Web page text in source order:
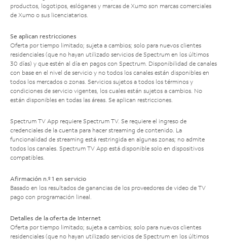
productos, logotipos, eslóganes y marcas de Xumo son marcas comerciales
de Xumo o sus licenciatarios.
Se aplican restricciones
Oferta por tiempo limitado; sujeta a cambios; solo para nuevos clientes
residenciales (que no hayan utilizado servicios de Spectrum en los últimos
30 días) y que estén al día en pagos con Spectrum. Disponibilidad de canales
con base en el nivel de servicio y no todos los canales están disponibles en
todos los mercados o zonas. Servicios sujetos a todos los términos y
condiciones de servicio vigentes, los cuales están sujetos a cambios. No
están disponibles en todas las áreas. Se aplican restricciones.
Spectrum TV App requiere Spectrum TV. Se requiere el ingreso de
credenciales de la cuenta para hacer streaming de contenido. La
funcionalidad de streaming está restringida en algunas zonas; no admite
todos los canales. Spectrum TV App está disponible solo en dispositivos
compatibles.
Afirmación n.º 1 en servicio
Basado en los resultados de ganancias de los proveedores de video de TV
pago con programación lineal.
Detalles de la oferta de Internet
Oferta por tiempo limitado; sujeta a cambios; solo para nuevos clientes
residenciales (que no hayan utilizado servicios de Spectrum en los últimos